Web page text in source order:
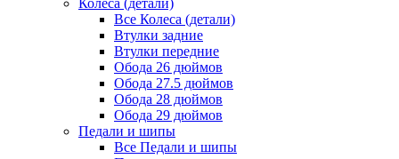
Колеса (детали)
Все Колеса (детали)
Втулки задние
Втулки передние
Обода 26 дюймов
Обода 27.5 дюймов
Обода 28 дюймов
Обода 29 дюймов
Педали и шипы
Все Педали и шипы